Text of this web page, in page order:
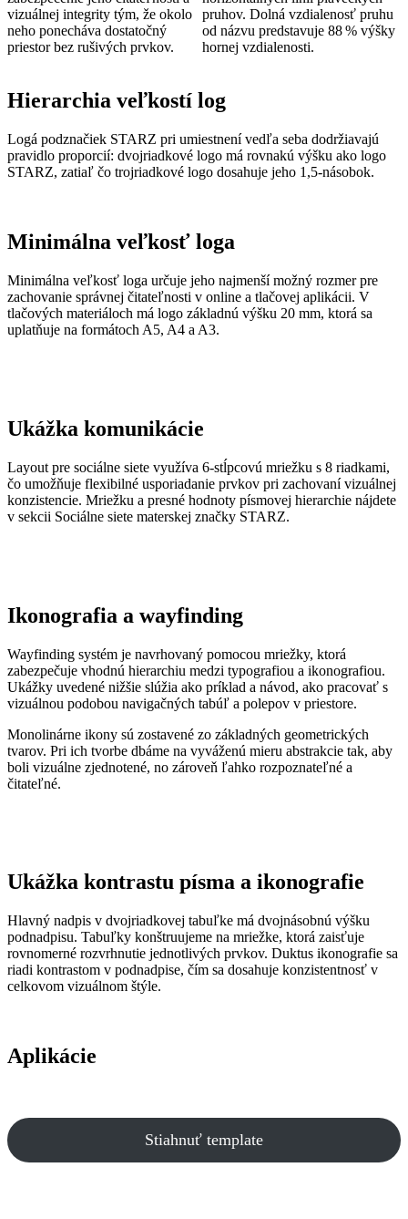
vizuálnej integrity tým, že okolo
neho ponecháva dostatočný
priestor bez rušivých prvkov.
pruhov. Dolná vzdialenosť pruhu
od názvu predstavuje 88 % výšky
hornej vzdialenosti.
Hierarchia veľkostí log
Logá podznačiek STARZ pri umiestnení vedľa seba dodržiavajú
pravidlo proporcií: dvojriadkové logo má rovnakú výšku ako logo
STARZ, zatiaľ čo trojriadkové logo dosahuje jeho 1,5-násobok.
Minimálna veľkosť loga
Minimálna veľkosť loga určuje jeho najmenší možný rozmer pre
zachovanie správnej čitateľnosti v online a tlačovej aplikácii. V
tlačových materiáloch má logo základnú výšku 20 mm, ktorá sa
uplatňuje na formátoch A5, A4 a A3.
Ukážka komunikácie
Layout pre sociálne siete využíva 6-stĺpcovú mriežku s 8 riadkami,
čo umožňuje flexibilné usporiadanie prvkov pri zachovaní vizuálnej
konzistencie. Mriežku a presné hodnoty písmovej hierarchie nájdete
v sekcii Sociálne siete materskej značky STARZ.
Ikonografia a wayfinding
Wayfinding systém je navrhovaný pomocou mriežky, ktorá
zabezpečuje vhodnú hierarchiu medzi typografiou a ikonografiou.
Ukážky uvedené nižšie slúžia ako príklad a návod, ako pracovať s
vizuálnou podobou navigačných tabúľ a polepov v priestore.
Monolinárne ikony sú zostavené zo základných geometrických
tvarov. Pri ich tvorbe dbáme na vyváženú mieru abstrakcie tak, aby
boli vizuálne zjednotené, no zároveň ľahko rozpoznateľné a
čitateľné.
Ukážka kontrastu písma a ikonografie
Hlavný nadpis v dvojriadkovej tabuľke má dvojnásobnú výšku
podnadpisu. Tabuľky konštruujeme na mriežke, ktorá zaisťuje
rovnomerné rozvrhnutie jednotlivých prvkov. Duktus ikonografie sa
riadi kontrastom v podnadpise, čím sa dosahuje konzistentnosť v
celkovom vizuálnom štýle.
Aplikácie
Stiahnuť template